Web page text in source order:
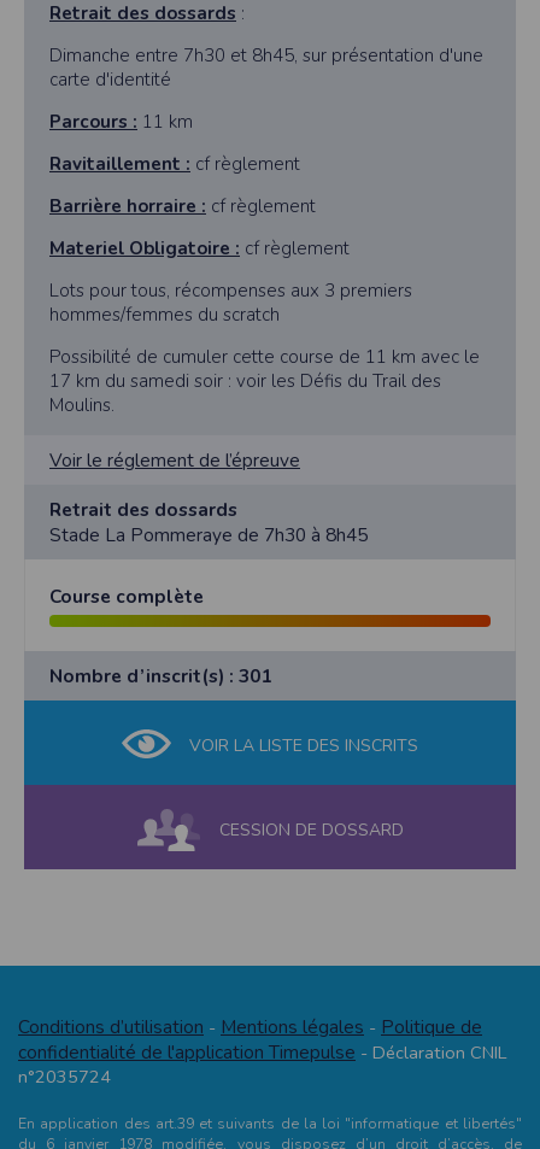
Retrait des dossards :
Dimanche entre 7h30 et 8h45, sur présentation d'une
carte d'identité
Parcours : 11 km
Ravitaillement : cf règlement
Barrière horraire : cf règlement
Materiel Obligatoire : cf règlement
Lots pour tous, récompenses aux 3 premiers
hommes/femmes du scratch
Possibilité de cumuler cette course de 11 km avec le
17 km du samedi soir : voir les Défis du Trail des
Moulins.
Voir le réglement de l’épreuve
Retrait des dossards
Stade La Pommeraye de 7h30 à 8h45
Course complète
Nombre d’inscrit(s) : 301
VOIR LA LISTE DES INSCRITS
CESSION DE DOSSARD
Conditions d’utilisation - Mentions légales - Politique de
confidentialité de l'application Timepulse - Déclaration CNIL
n°2035724
En application des art.39 et suivants de la loi "informatique et libertés"
du 6 janvier 1978 modifiée, vous disposez d’un droit d’accès, de